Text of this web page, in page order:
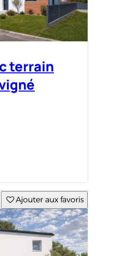
terrain
Ajouter aux favoris